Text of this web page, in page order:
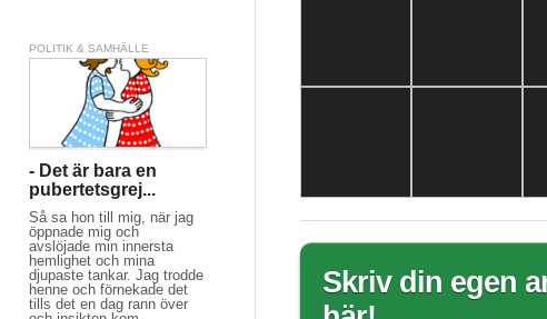
POLITIK & SAMHÄLLE
- Det är bara en
pubertetsgrej...
Så sa hon till mig, när jag
öppnade mig och
avslöjade min innersta
hemlighet och mina
djupaste tankar. Jag trodde
henne och förnekade det
tills det en dag rann över
Skriv din egen